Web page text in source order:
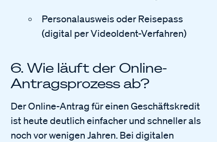
Personalausweis oder Reisepass
(digital per VideoIdent-Verfahren)
6. Wie läuft der Online-
Antragsprozess ab?
Der Online-Antrag für einen Geschäftskredit
ist heute deutlich einfacher und schneller als
noch vor wenigen Jahren. Bei digitalen